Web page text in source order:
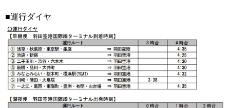
■運行ダイヤ